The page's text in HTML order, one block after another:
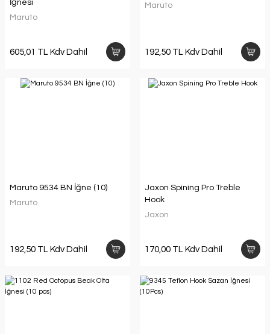
İğnesi
Maruto
605,01 TL Kdv Dahil
Maruto
192,50 TL Kdv Dahil
Maruto 9534 BN İğne (10)
Maruto
192,50 TL Kdv Dahil
Jaxon Spining Pro Treble
Hook
Jaxon
170,00 TL Kdv Dahil